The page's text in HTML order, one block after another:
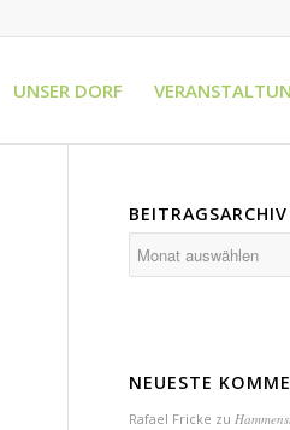
UNSER DORF
NEUESTE
Rafael Fricke zu